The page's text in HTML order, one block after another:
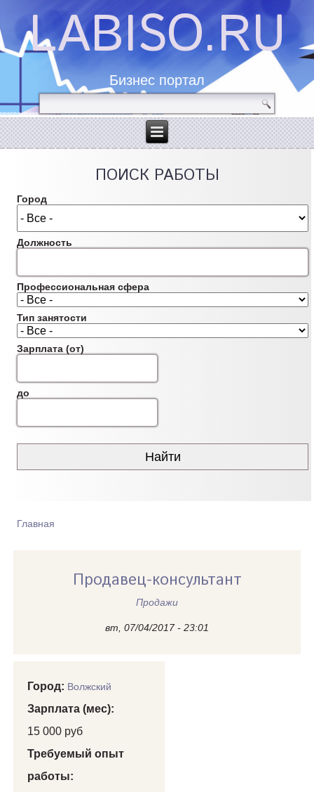
LABISO.RU
Бизнес портал
ПОИСК РАБОТЫ
Город
Должность
Профессиональная сфера
Тип занятости
Зарплата (от)
до
ВЫ ЗДЕСЬ
Главная
Продавец-консультант
Продажи
вт, 07/04/2017 - 23:01
Город: Волжский
Зарплата (мес):
15 000 руб
Требуемый опыт
работы: